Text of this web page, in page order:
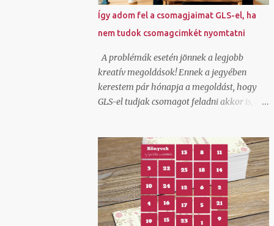
Így adom fel a csomagjaimat GLS-el, ha
nem tudok csomagcimkét nyomtatni
A problémák esetén jönnek a legjobb
kreatív megoldások! Ennek a jegyében
kerestem pár hónapja a megoldást, hogy
GLS-el tudjak csomagot feladni akkor is, ha
akadtam rá az ecsomag.hu oldalra, ami
kiderült, hogy GLS szolgáltatás és egészen
jók az áraik kiscsomag feladáshoz.
Természetesen beregisztráltam és örömmel
láttam, hogy itt ha generálok egy
csomagfeladást nem kell cimkét